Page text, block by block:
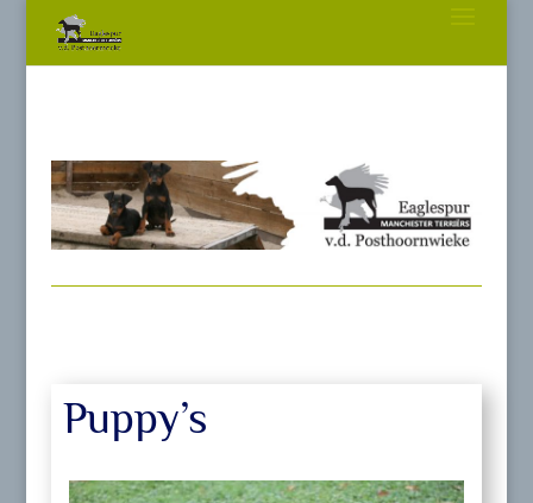
Puppy’s